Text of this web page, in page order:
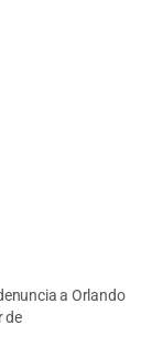
a Orlando
de